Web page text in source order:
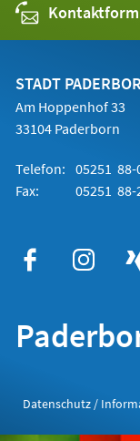
STADT
Am Hoppenhof 33
33104 Paderborn
Telefon: 05251 88-
Fax:
05251 88-
Datenschutz /